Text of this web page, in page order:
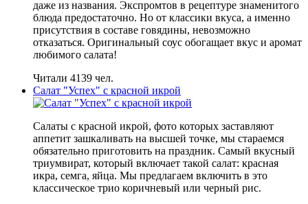
даже из названия. Экспромтов в рецептуре знаменитого
блюда предостаточно. Но от классики вкуса, а именно
присутствия в составе говядины, невозможно
отказаться. Оригинальный соус обогащает вкус и аромат
любимого салата!
Читали 4139 чел.
Салат "Успех" с красной икрой
Салаты с красной икрой, фото которых заставляют
аппетит зашкаливать на высшей точке, мы стараемся
обязательно приготовить на праздник. Самый вкусный
триумвират, который включает такой салат: красная
икра, семга, яйца. Мы предлагаем включить в это
классическое трио коричневый или черный рис.